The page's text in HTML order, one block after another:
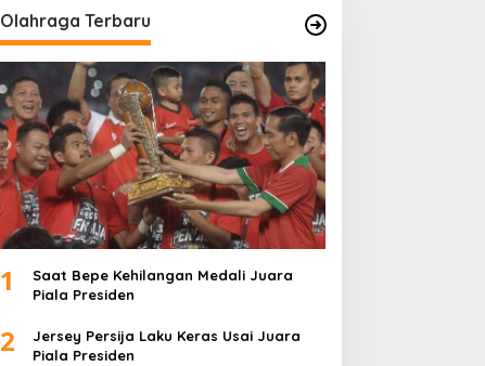
Olahraga Terbaru
1
Saat Bepe Kehilangan Medali Juara
Piala Presiden
2
Jersey Persija Laku Keras Usai Juara
Piala Presiden